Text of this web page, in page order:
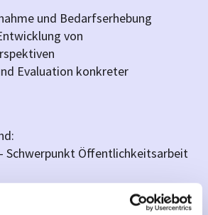
und Bedarfserhebung
von
Evaluation konkreter
Schwerpunkt Öffentlichkeitsarbeit
– Schwerpunkt Raumnutzung
Koordination und Beratung